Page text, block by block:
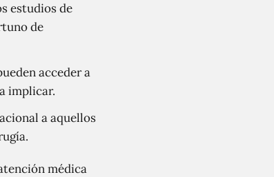
estudios de
de
acceder a
implicar.
a aquellos
médica